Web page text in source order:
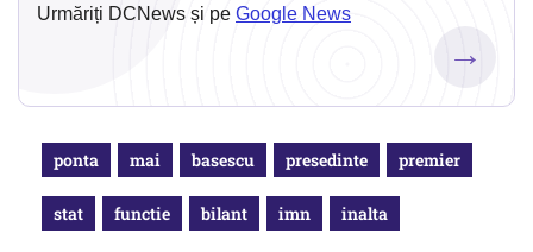
Urmăriți DCNews și pe Google News
→
ponta mai basescu presedinte premier
stat functie bilant imn inalta